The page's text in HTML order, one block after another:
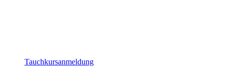
Tauchkursanmeldung